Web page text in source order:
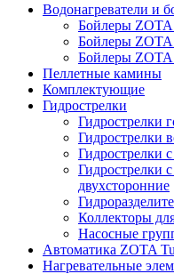
Водонагреватели и
Бойлеры
Бойлеры
Бойлеры
Пеллетные камины
Комплектующие
Гидрострелки
Гидрострелки
Гидрострелки
Гидрострелки
Гидрострелки
двухсторонние
Коллекторы
Насосные
Автоматика ZOTA
Нагревательные